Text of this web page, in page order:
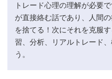
トレード心理の理解が必要
が直接絡む話であり、人間
を捨てる！次にそれを克服
習、分析、リアルトレード、
う。